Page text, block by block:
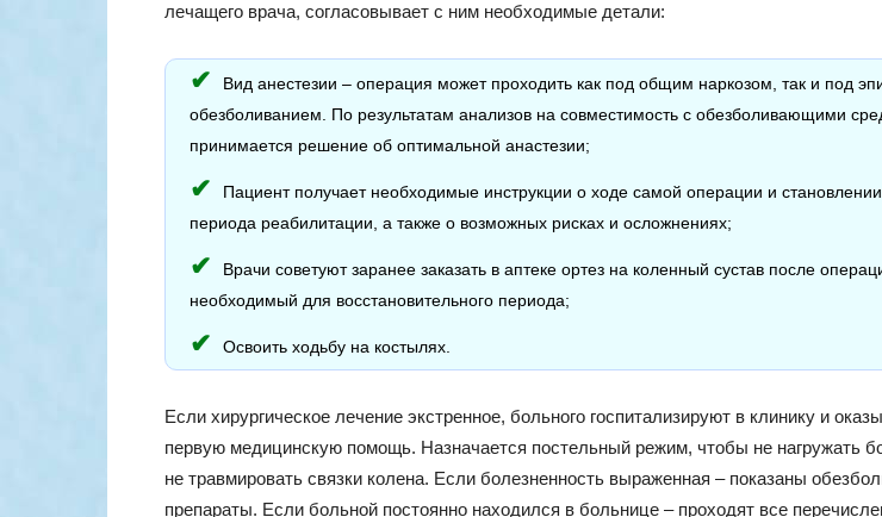
лечащего врача, согласовывает с ним необходимые детали:
Вид анестезии – операция может проходить как под общим наркозом, так и под
обезболиванием. По результатам анализов на совместимость с обезболивающими
принимается решение об оптимальной анастезии;
Пациент получает необходимые инструкции о ходе самой операции и
периода реабилитации, а также о возможных рисках и осложнениях;
Врачи советуют заранее заказать в аптеке ортез на коленный сустав после
необходимый для восстановительного периода;
Освоить ходьбу на костылях.
Если хирургическое лечение экстренное, больного госпитализируют в клинику и
первую медицинскую помощь. Назначается постельный режим, чтобы не нагружать
не травмировать связки колена. Если болезненность выраженная – показаны
препараты. Если больной постоянно находился в больнице – проходят все